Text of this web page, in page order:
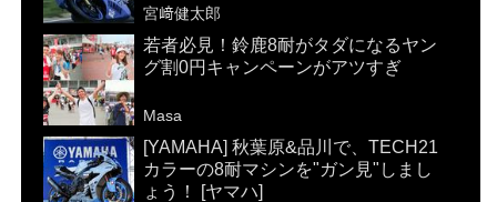
宮﨑健太郎
若者必見！鈴鹿8耐がタダになるヤン
グ割0円キャンペーンがアツすぎ
Masa
[YAMAHA] 秋葉原&品川で、TECH21
カラーの8耐マシンを"ガン見"しまし
ょう！ [ヤマハ]